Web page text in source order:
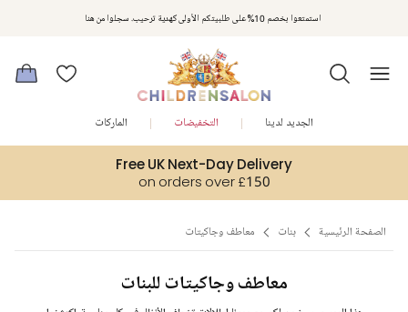
استمتعوا بخصم 10% على طلبيتكم الأولى كهدية ترحيب. سجلوا من هنا
مكافآت تشلدرن صالون | اجمعوا النقاط مع كل عملية شراء لتحصلوا على هدايا حصرية وعروض مصممة خصيصا لتلبي
متطلباتكم
Free UK Next-Day Delivery
on orders over £150
الجديد لدينا التخفيضات الماركات
الصفحة الرئيسية بنات معاطف وجاكيتات
معاطف وجاكيتات للبنات